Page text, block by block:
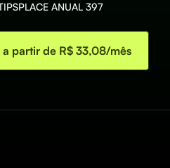
ANUAL 397
a partir de R$ 33,08/mês